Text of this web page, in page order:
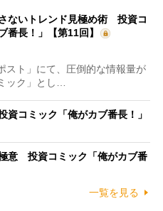
さないトレンド見極め術 投資コ
番長！」【第11回】
ト」にて、圧倒的な情報量が
ック」とし…
コミック「俺がカブ番長！」
意 投資コミック「俺がカブ番
一覧を見る